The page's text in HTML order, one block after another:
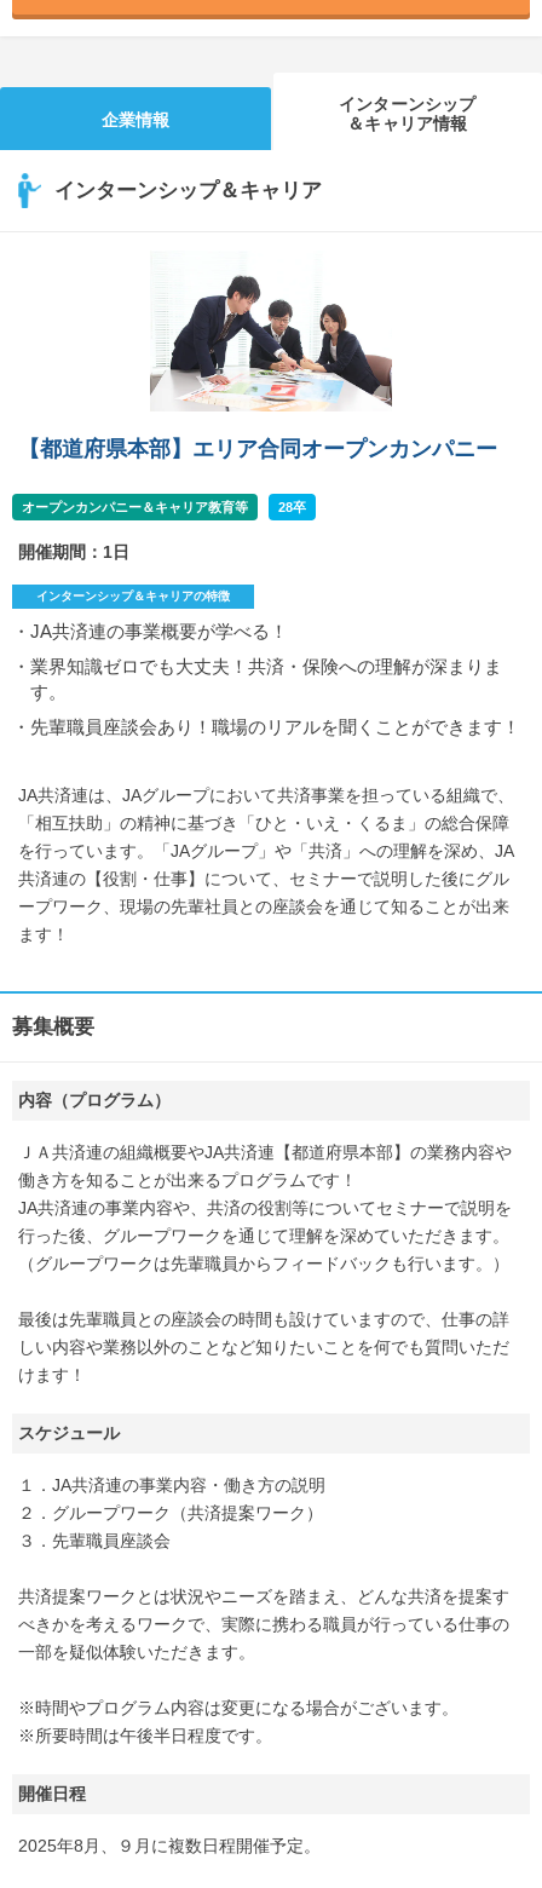
企業情報
インターンシップ
＆キャリア情報
インターンシップ＆キャリア
【都道府県本部】エリア合同オープンカンパニー
オープンカンパニー＆キャリア教育等 28卒
開催期間：1日
インターンシップ＆キャリアの特徴
・JA共済連の事業概要が学べる！
・業界知識ゼロでも大丈夫！共済・保険への理解が深まりま
す。
・先輩職員座談会あり！職場のリアルを聞くことができます！
JA共済連は、JAグループにおいて共済事業を担っている組織で、
「相互扶助」の精神に基づき「ひと・いえ・くるま」の総合保障
を行っています。「JAグループ」や「共済」への理解を深め、JA
共済連の【役割・仕事】について、セミナーで説明した後にグル
ープワーク、現場の先輩社員との座談会を通じて知ることが出来
ます！
募集概要
内容（プログラム）
ＪＡ共済連の組織概要やJA共済連【都道府県本部】の業務内容や
働き方を知ることが出来るプログラムです！
JA共済連の事業内容や、共済の役割等についてセミナーで説明を
行った後、グループワークを通じて理解を深めていただきます。
（グループワークは先輩職員からフィードバックも行います。）
最後は先輩職員との座談会の時間も設けていますので、仕事の詳
しい内容や業務以外のことなど知りたいことを何でも質問いただ
けます！
スケジュール
１．JA共済連の事業内容・働き方の説明
２．グループワーク（共済提案ワーク）
３．先輩職員座談会
共済提案ワークとは状況やニーズを踏まえ、どんな共済を提案す
べきかを考えるワークで、実際に携わる職員が行っている仕事の
一部を疑似体験いただきます。
※時間やプログラム内容は変更になる場合がございます。
※所要時間は午後半日程度です。
開催日程
2025年8月、９月に複数日程開催予定。